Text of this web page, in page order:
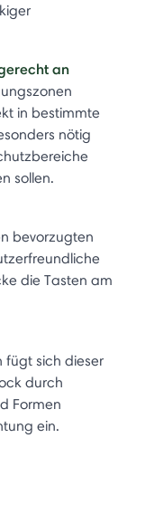
an
in bestimmte
nötig
sollen.
bevorzugten
die Tasten am
fügt sich dieser
durch
Formen
ein.